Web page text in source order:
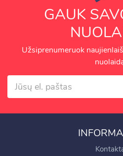
GAUK
Užsiprenumeruok